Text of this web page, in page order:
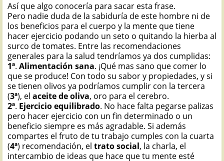
Así que algo conocería para sacar esta frase.
Pero nadie duda de la sabiduría de este hombre ni de
los beneficios para el cuerpo y la mente que tiene
hacer ejercicio podando un seto o quitando la hierba al
surco de tomates. Entre las recomendaciones
generales para la salud tendríamos ya dos cumplidas:
1ª. Alimentación sana. ¡Qué mas sano que comer lo
que se produce! Con todo su sabor y propiedades, y si
se tienen olivos ya podríamos cumplir con la tercera
(3ª), el aceite de oliva, oro para el cerebro.
2ª. Ejercicio equilibrado. No hace falta pegarse palizas
pero hacer ejercicio con un fin determinado o un
beneficio siempre es más agradable. Si además
compartes el fruto de tu trabajo cumples con la cuarta
(4ª) recomendación, el trato social, la charla, el
intercambio de ideas que hace que tu mente esté